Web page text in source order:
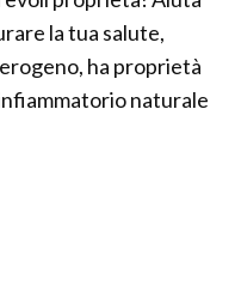
la tua salute,
ha proprietà
naturale